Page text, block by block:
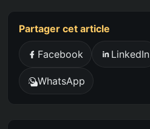
Partager cet article
Facebook LinkedIn
WhatsApp